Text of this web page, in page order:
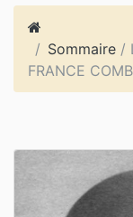
Sommaire /
FRANCE